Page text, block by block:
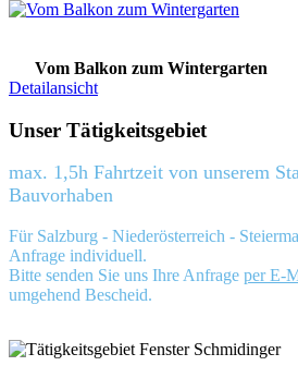
Vom Balkon zum Wintergarten
Detailansicht
Unser Tätigkeitsgebiet
max. 1,5h Fahrtzeit von unserem
Bauvorhaben
Für Salzburg - Niederösterreich -
Anfrage individuell.
Bitte senden Sie uns Ihre Anfrage per E-
umgehend Bescheid.